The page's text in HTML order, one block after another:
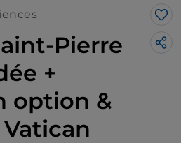
Pierre
+
option &